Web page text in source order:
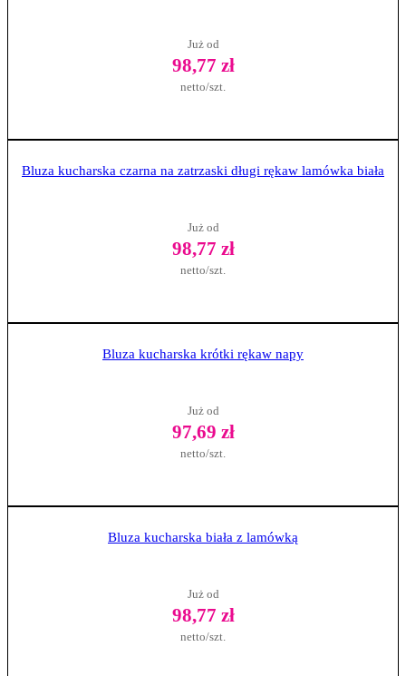
Już od
98,77 zł
netto/szt.
Bluza kucharska czarna na zatrzaski długi rękaw lamówka biała
Już od
98,77 zł
netto/szt.
Bluza kucharska krótki rękaw napy
Już od
97,69 zł
netto/szt.
Bluza kucharska biała z lamówką
Już od
98,77 zł
netto/szt.